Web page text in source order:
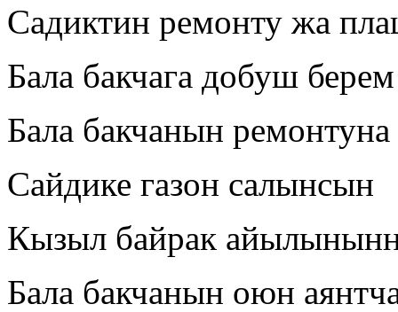
Садиктин ремонту жа
Бала бакчага добуш берем
Бала бакчанын
Сайдике газон салынсын
Кызыл байрак
Бала бакчанын оюн